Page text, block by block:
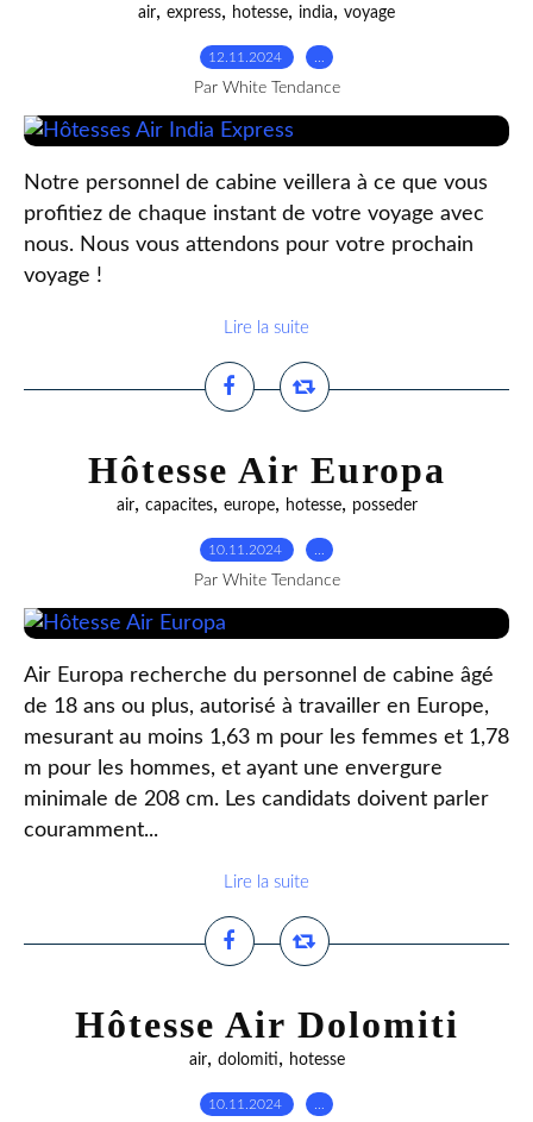
air, express, hotesse, india, voyage
12.11.2024
Par White Tendance
Notre personnel de cabine veillera à ce que vous
profitiez de chaque instant de votre voyage avec
nous. Nous vous attendons pour votre prochain
voyage !
Lire la suite
Hôtesse Air Europa
air, capacites, europe, hotesse, posseder
10.11.2024
Par White Tendance
Air Europa recherche du personnel de cabine âgé
de 18 ans ou plus, autorisé à travailler en Europe,
mesurant au moins 1,63 m pour les femmes et 1,78
m pour les hommes, et ayant une envergure
minimale de 208 cm. Les candidats doivent parler
couramment...
Lire la suite
Hôtesse Air Dolomiti
air, dolomiti, hotesse
10.11.2024